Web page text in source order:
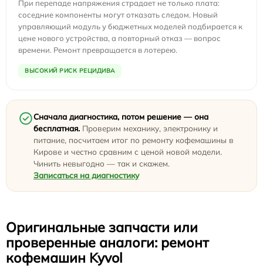
При перепаде напряжения страдает не только плата:
соседние компоненты могут отказать следом. Новый
управляющий модуль у бюджетных моделей подбирается к
цене нового устройства, а повторный отказ — вопрос
времени. Ремонт превращается в лотерею.
ВЫСОКИЙ РИСК РЕЦИДИВА
Сначала диагностика, потом решение — она
бесплатная. Проверим механику, электронику и
питание, посчитаем итог по ремонту кофемашины в
Кирове и честно сравним с ценой новой модели.
Чинить невыгодно — так и скажем.
Записаться на диагностику
Оригинальные запчасти или
проверенные аналоги: ремонт
кофемашин Kyvol